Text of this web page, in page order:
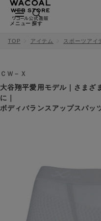
メニュー 探す
TOP アイテム スポーツアイ
ＣＷ－Ｘ
大谷翔平愛用モデル｜さまざ
に｜
ボディバランスアップスパッ